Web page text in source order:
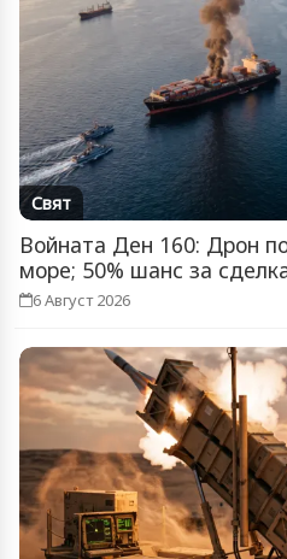
Свят
Войната Ден 160: Дрон
море; 50% шанс за
6 Август 2026